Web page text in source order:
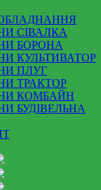
СІВАЛКА
БОРОНА
КУЛЬТИВАТОР
ПЛУГ
ТРАКТОР
КОМБАЙН
БУДІВЕЛЬНА